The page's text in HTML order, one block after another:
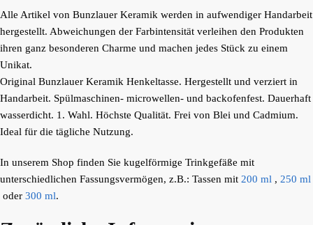
Alle Artikel von Bunzlauer Keramik werden in aufwendiger Handarbeit
hergestellt. Abweichungen der Farbintensität verleihen den Produkten
ihren ganz besonderen Charme und machen jedes Stück zu einem
Unikat.
Original Bunzlauer Keramik Henkeltasse. Hergestellt und verziert in
Handarbeit. Spülmaschinen- microwellen- und backofenfest. Dauerhaft
wasserdicht. 1. Wahl. Höchste Qualität. Frei von Blei und Cadmium.
Ideal für die tägliche Nutzung.
In unserem Shop finden Sie kugelförmige Trinkgefäße mit
unterschiedlichen Fassungsvermögen, z.B.: Tassen mit 200 ml , 250 ml
oder 300 ml.